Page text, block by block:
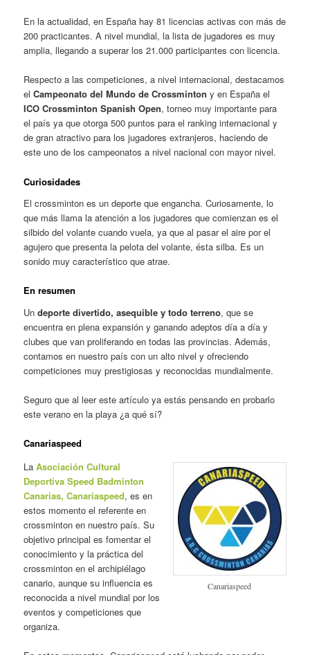
En la actualidad, en España hay 81 licencias activas con más de
200 practicantes. A nivel mundial, la lista de jugadores es muy
amplia, llegando a superar los 21.000 participantes con licencia.
Respecto a las competiciones, a nivel internacional, destacamos
elCampeonato del Mundo de Crossminton y en España el
ICO Crossminton Spanish Open, torneo muy importante para
el país ya que otorga 500 puntos para el ranking internacional y
de gran atractivo para los jugadores extranjeros, haciendo de
este uno de los campeonatos a nivel nacional con mayor nivel.
Curiosidades
El crossminton es un deporte que engancha. Curiosamente, lo
que más llama la atención a los jugadores que comienzan es el
silbido del volante cuando vuela, ya que al pasar el aire por el
agujero que presenta la pelota del volante, ésta silba. Es un
sonido muy característico que atrae.
En resumen
Undeporte divertido, asequible y todo terreno, que se
encuentra en plena expansión y ganando adeptos día a día y
clubes que van proliferando en todas las provincias. Además,
contamos en nuestro país con un alto nivel y ofreciendo
competiciones muy prestigiosas y reconocidas mundialmente.
Seguro que al leer este artículo ya estás pensando en probarlo
este verano en la playa ¿a qué sí?
Canariaspeed
Canariaspeed
LaAsociación Cultural
Deportiva Speed Badminton
Canarias, Canariaspeed, es en
estos momento el referente en
crossminton en nuestro país. Su
objetivo principal es fomentar el
conocimiento y la práctica del
crossminton en el archipiélago
canario, aunque su influencia es
reconocida a nivel mundial por los
eventos y competiciones que
organiza.